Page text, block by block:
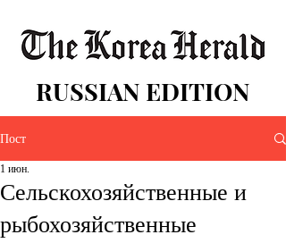
RUSSIAN EDITION
Пост
Сельскохозяйственные и
рыбохозяйственные
1 июн.